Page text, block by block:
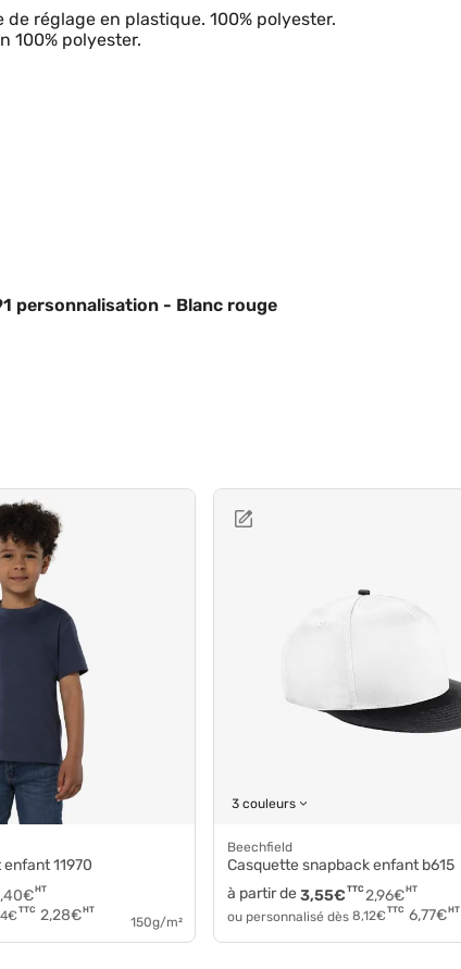
réglage en plastique. 100% polyester.
100% polyester.
personnalisation - Blanc rouge
enfant 11970
€HT
€ TTC 2,28€HT
150g/m²
3 couleurs
Beechfield
Casquette snapback enfant b615
à partir de
2,96€HT
3,55€ TTC
ou personnalisé dès 8,12€ TTC 6,77€HT